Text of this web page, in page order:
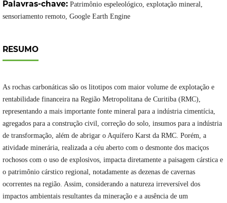
Palavras-chave: Patrimônio espeleológico, explotação mineral,
sensoriamento remoto, Google Earth Engine
RESUMO
As rochas carbonáticas são os litotipos com maior volume de explotação e
rentabilidade financeira na Região Metropolitana de Curitiba (RMC),
representando a mais importante fonte mineral para a indústria cimentícia,
agregados para a construção civil, correção do solo, insumos para a indústria
de transformação, além de abrigar o Aquífero Karst da RMC. Porém, a
atividade minerária, realizada a céu aberto com o desmonte dos maciços
rochosos com o uso de explosivos, impacta diretamente a paisagem cárstica e
o patrimônio cárstico regional, notadamente as dezenas de cavernas
ocorrentes na região. Assim, considerando a natureza irreversível dos
impactos ambientais resultantes da mineração e a ausência de um